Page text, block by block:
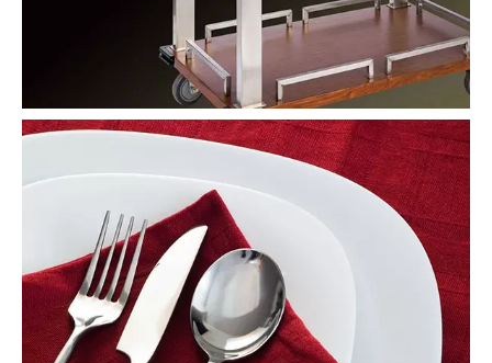
consulte Mais informação
Equipamentos para alimentos e
bebidas
consulte Mais informação